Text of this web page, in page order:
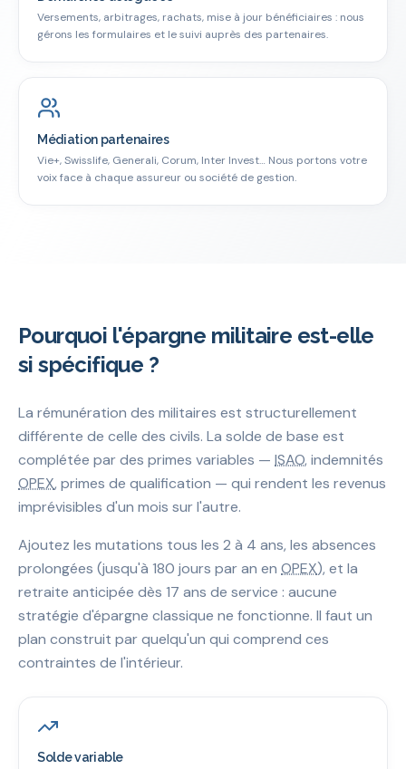
Versements, arbitrages, rachats, mise à jour bénéficiaires : nous
gérons les formulaires et le suivi auprès des partenaires.
Médiation partenaires
Vie+, Swisslife, Generali, Corum, Inter Invest… Nous portons votre
voix face à chaque assureur ou société de gestion.
Pourquoi l'épargne militaire est-elle
si spécifique ?
La rémunération des militaires est structurellement
différente de celle des civils. La solde de base est
complétée par des primes variables — ISAO, indemnités
OPEX, primes de qualification — qui rendent les revenus
imprévisibles d'un mois sur l'autre.
Ajoutez les mutations tous les 2 à 4 ans, les absences
prolongées (jusqu'à 180 jours par an en OPEX), et la
retraite anticipée dès 17 ans de service : aucune
stratégie d'épargne classique ne fonctionne. Il faut un
plan construit par quelqu'un qui comprend ces
contraintes de l'intérieur.
Solde variable